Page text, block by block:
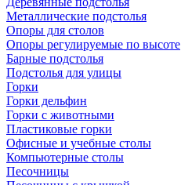
Металлические подстолья
Опоры для столов
Опоры регулируемые по высоте
Барные подстолья
Подстолья для улицы
Горки
Горки дельфин
Горки с животными
Пластиковые горки
Офисные и учебные столы
Компьютерные столы
Песочницы